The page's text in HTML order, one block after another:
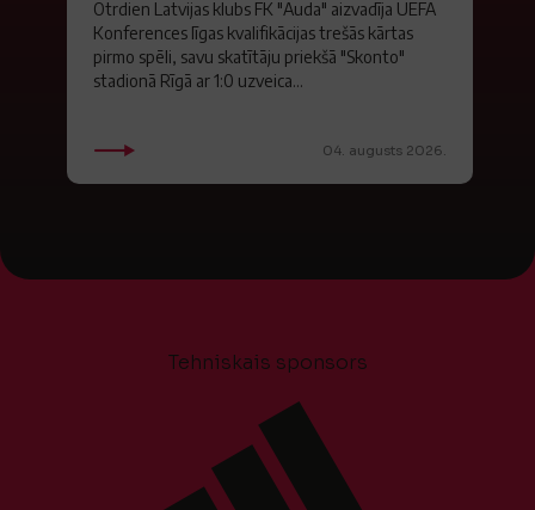
Otrdien Latvijas klubs FK "Auda" aizvadīja UEFA
Konferences līgas kvalifikācijas trešās kārtas
pirmo spēli, savu skatītāju priekšā "Skonto"
stadionā Rīgā ar 1:0 uzveica...
04. augusts 2026.
Tehniskais sponsors